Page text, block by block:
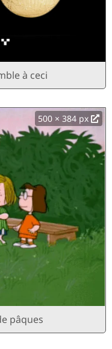
à ceci
500 × 384 px
pâques